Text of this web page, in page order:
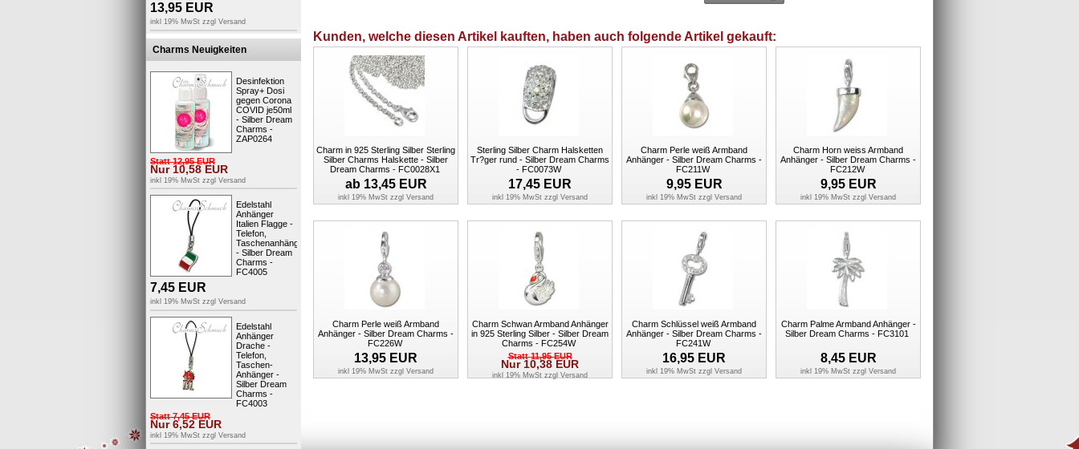
13,95 EUR
inkl 19% MwSt zzgl Versand
Charms Neuigkeiten
Desinfektion
Spray+ Dosi
gegen Corona
COVID je50ml
- Silber Dream
Charms -
ZAP0264
Statt12,95EUR
Nur10,58EUR
inkl 19% MwSt zzgl Versand
Edelstahl
Anhänger
Italien Flagge -
Telefon,
Taschenanhänger
- Silber Dream
Charms -
FC4005
7,45 EUR
inkl 19% MwSt zzgl Versand
Edelstahl
Anhänger
Drache -
Telefon,
Taschen-
Anhänger -
Silber Dream
Charms -
FC4003
Statt7,45EUR
Nur6,52EUR
inkl 19% MwSt zzgl Versand
Kunden, welche diesen Artikel kauften, haben auch folgende Artikel gekauft:
Charm in 925 Sterling Silber Sterling
Silber Charms Halskette - Silber
Dream Charms - FC0028X1
ab 13,45 EUR
inkl 19% MwSt zzgl Versand
Sterling Silber Charm Halsketten
Tr?ger rund - Silber Dream Charms
- FC0073W
17,45 EUR
inkl 19% MwSt zzgl Versand
Charm Perle weiß Armband
Anhänger - Silber Dream Charms -
FC211W
9,95 EUR
inkl 19% MwSt zzgl Versand
Charm Horn weiss Armband
Anhänger - Silber Dream Charms -
FC212W
9,95 EUR
inkl 19% MwSt zzgl Versand
Charm Perle weiß Armband
Anhänger - Silber Dream Charms -
FC226W
13,95 EUR
inkl 19% MwSt zzgl Versand
Charm Schwan Armband Anhänger
in 925 Sterling Silber - Silber Dream
Charms - FC254W
Statt11,95EUR
Nur10,38 EUR
inkl 19% MwSt zzgl Versand
Charm Schlüssel weiß Armband
Anhänger - Silber Dream Charms -
FC241W
16,95 EUR
inkl 19% MwSt zzgl Versand
Charm Palme Armband Anhänger -
Silber Dream Charms - FC3101
8,45 EUR
inkl 19% MwSt zzgl Versand